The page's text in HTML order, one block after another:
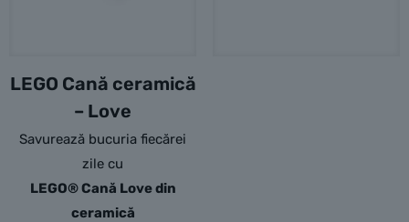
LEGO Cană ceramică
– Love
Savurează bucuria fiecărei
zile cu
LEGO® Cană Love din
ceramică